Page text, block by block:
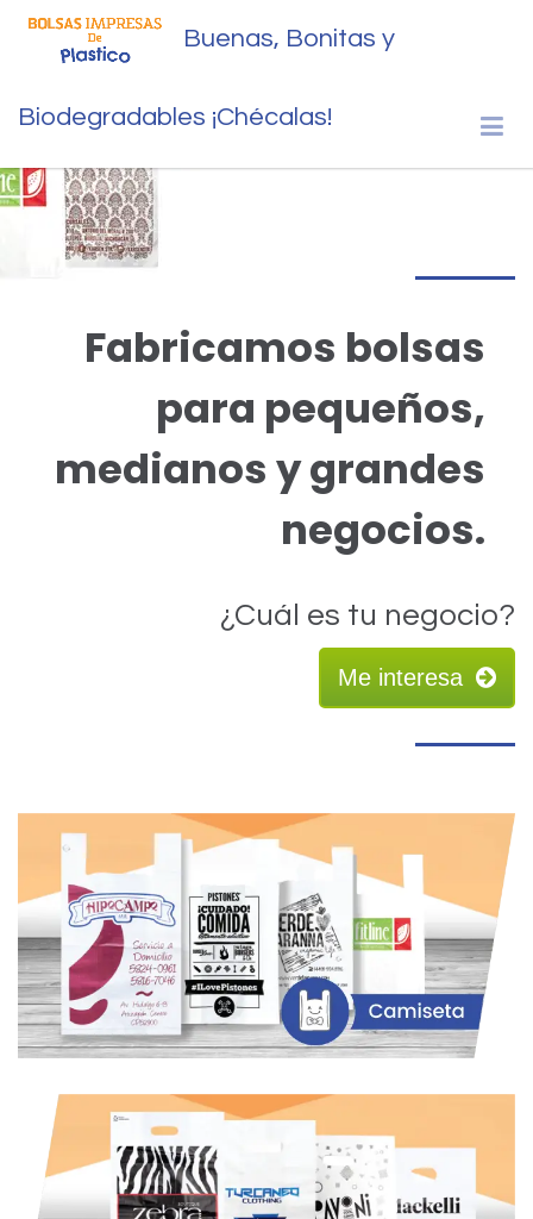
Buenas, Bonitas y
Biodegradables ¡Chécalas!
Fabricamos bolsas
para pequeños,
medianos y grandes
negocios.
¿Cuál es tu negocio?
Me interesa